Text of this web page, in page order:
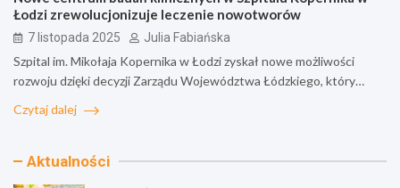
Łodzi zrewolucjonizuje leczenie nowotworów
7 listopada 2025 Julia Fabiańska
Szpital im. Mikołaja Kopernika w Łodzi zyskał nowe możliwości
rozwoju dzięki decyzji Zarządu Województwa Łódzkiego, który…
Czytaj dalej
Aktualności